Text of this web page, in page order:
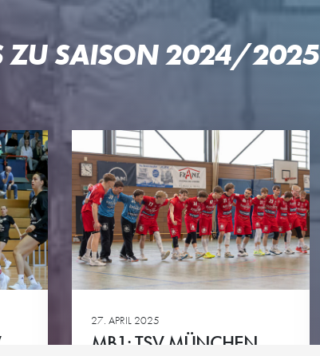
ZU SAISON 2024/2025
27. APRIL 2025
MB1: TSV MÜNCHEN
SCHWETZINGEN
Konzept
Partner
Partner
Partner
Pep & Pop Reloaded
Patrick-Lengler-Cup
Welde-Kamingespräch
HG goes green